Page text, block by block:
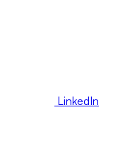
LinkedIn